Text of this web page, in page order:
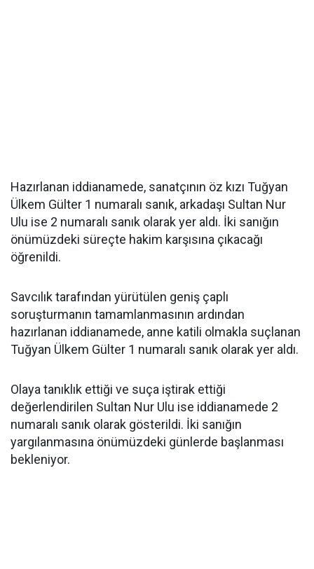
Hazırlanan iddianamede, sanatçının öz kızı Tuğyan
Ülkem Gülter 1 numaralı sanık, arkadaşı Sultan Nur
Ulu ise 2 numaralı sanık olarak yer aldı. İki sanığın
önümüzdeki süreçte hakim karşısına çıkacağı
öğrenildi.
Savcılık tarafından yürütülen geniş çaplı
soruşturmanın tamamlanmasının ardından
hazırlanan iddianamede, anne katili olmakla suçlanan
Tuğyan Ülkem Gülter 1 numaralı sanık olarak yer aldı.
Olaya tanıklık ettiği ve suça iştirak ettiği
değerlendirilen Sultan Nur Ulu ise iddianamede 2
numaralı sanık olarak gösterildi. İki sanığın
yargılanmasına önümüzdeki günlerde başlanması
bekleniyor.